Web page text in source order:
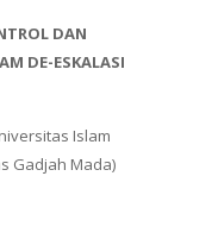
DAN
DE-ESKALASI
Islam
Gadjah Mada)